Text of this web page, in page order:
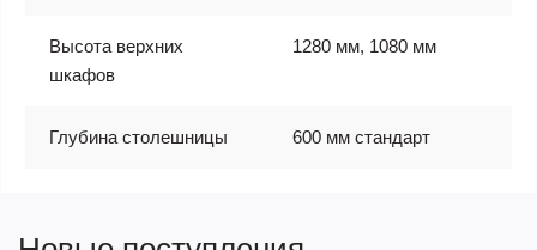
Высота верхних
шкафов
1280 мм, 1080 мм
Глубина столешницы 600 мм стандарт